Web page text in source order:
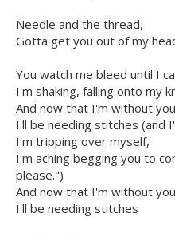
Needle and the thread,
Gotta get you out of my
You watch me bleed until I
I'm shaking, falling onto my
And now that I'm without
I'll be needing stitches (and
I'm tripping over myself,
I'm aching begging you to
please.")
And now that I'm without
I'll be needing stitches